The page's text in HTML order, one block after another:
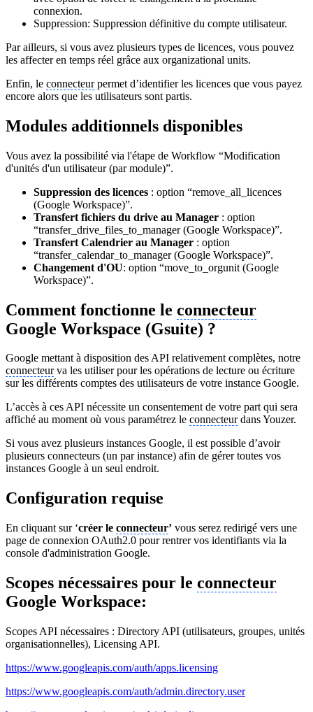
connexion.
Suppression: Suppression définitive du compte utilisateur.
Par ailleurs, si vous avez plusieurs types de licences, vous pouvez
les affecter en temps réel grâce aux organizational units.
Enfin, le connecteurpermet d’identifier les licences que vous payez
encore alors que les utilisateurs sont partis.
Modules additionnels disponibles
Vous avez la possibilité via l'étape de Workflow “Modification
d'unités d'un utilisateur (par module)”.
Suppression des licences : option “remove_all_licences
(Google Workspace)”.
Transfert fichiers du drive au Manager : option
“transfer_drive_files_to_manager (Google Workspace)”.
Transfert Calendrier au Manager : option
“transfer_calendar_to_manager (Google Workspace)”.
Changement d'OU: option “move_to_orgunit (Google
Workspace)”.
Comment fonctionne le connecteur
Google Workspace (Gsuite) ?
Google mettant à disposition des API relativement complètes, notre
connecteurva les utiliser pour les opérations de lecture ou écriture
sur les différents comptes des utilisateurs de votre instance Google.
L’accès à ces API nécessite un consentement de votre part qui sera
affiché au moment où vous paramétrez le connecteurdans Youzer.
Si vous avez plusieurs instances Google, il est possible d’avoir
plusieurs connecteurs (un par instance) afin de gérer toutes vos
instances Google à un seul endroit.
Configuration requise
En cliquant sur ‘créer le connecteur’ vous serez redirigé vers une
page de connexion OAuth2.0 pour rentrer vos identifiants via la
console d'administration Google.
Scopes nécessaires pour le connecteur
Google Workspace:
Scopes API nécessaires : Directory API (utilisateurs, groupes, unités
organisationnelles), Licensing API.
https://www.googleapis.com/auth/apps.licensing
https://www.googleapis.com/auth/admin.directory.user